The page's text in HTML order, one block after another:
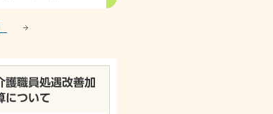
護職員処遇改善加
について